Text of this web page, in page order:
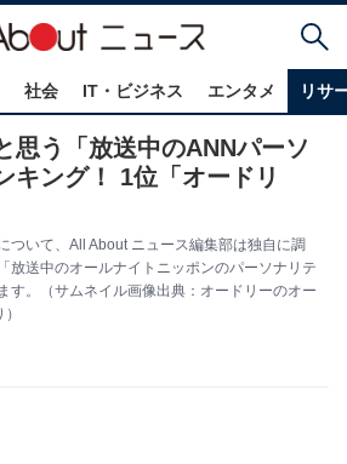
社会 IT・ビジネス エンタメ リサ
思う「放送中のANNパーソ
キング！ 1位「オードリ
ついて、All About ニュース編集部は独自に調
放送中のオールナイトニッポンのパーソナリテ
す。（サムネイル画像出典：オードリーのオー